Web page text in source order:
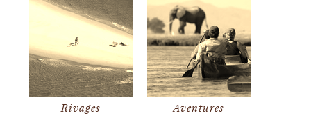
Rivages Aventures